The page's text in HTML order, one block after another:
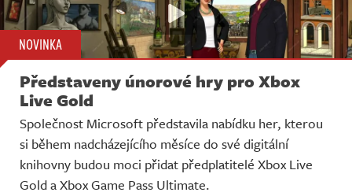
NOVINKA
Představeny únorové hry pro Xbox
Live Gold
Společnost Microsoft představila nabídku her, kterou
si během nadcházejícího měsíce do své digitální
knihovny budou moci přidat předplatitelé Xbox Live
Gold a Xbox Game Pass Ultimate.